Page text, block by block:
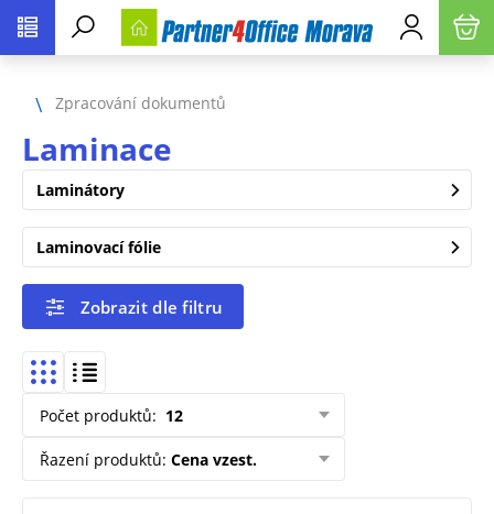
Zpracování dokumentů
Laminace
Laminátory
Laminovací fólie
Zobrazit dle filtru
Počet produktů: 12
Řazení produktů: Cena vzest.